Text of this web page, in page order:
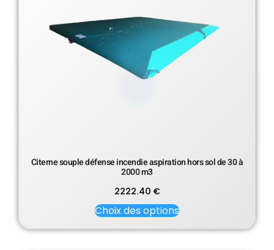
Citerne souple défense incendie aspiration hors sol de 30 à
2000 m3
2222.40 €
Choix des options